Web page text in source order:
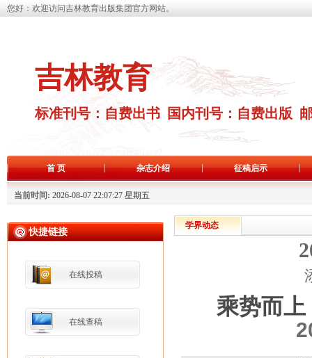
您好：欢迎访问吉林教育出版集团官方网站。
吉林教育
标准刊号：自费出书 国内刊号：自费出版
首 页 杂志介绍 征稿启示
当前时间: 2026-08-07 22:07:28 星期五
快捷链接
在线投稿
在线查稿
学界动态
乘势而